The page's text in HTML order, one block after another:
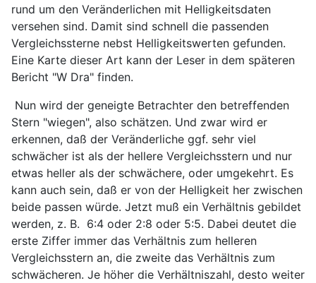
rund um den Veränderlichen mit Helligkeitsdaten
versehen sind. Damit sind schnell die passenden
Vergleichssterne nebst Helligkeitswerten gefunden.
Eine Karte dieser Art kann der Leser in dem späteren
Bericht "W Dra" finden.
Nun wird der geneigte Betrachter den betreffenden
Stern "wiegen", also schätzen. Und zwar wird er
erkennen, daß der Veränderliche ggf. sehr viel
schwächer ist als der hellere Vergleichsstern und nur
etwas heller als der schwächere, oder umgekehrt. Es
kann auch sein, daß er von der Helligkeit her zwischen
beide passen würde. Jetzt muß ein Verhältnis gebildet
werden, z. B. 6:4 oder 2:8 oder 5:5. Dabei deutet die
erste Ziffer immer das Verhältnis zum helleren
Vergleichsstern an, die zweite das Verhältnis zum
schwächeren. Je höher die Verhältniszahl, desto weiter